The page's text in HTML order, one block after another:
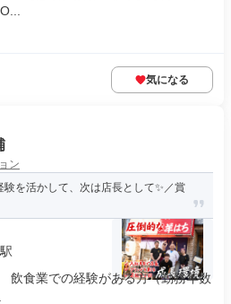
気になる
ン
を活かして、次は店長として✨／賞
飲食業での経験がある方（勤務年数